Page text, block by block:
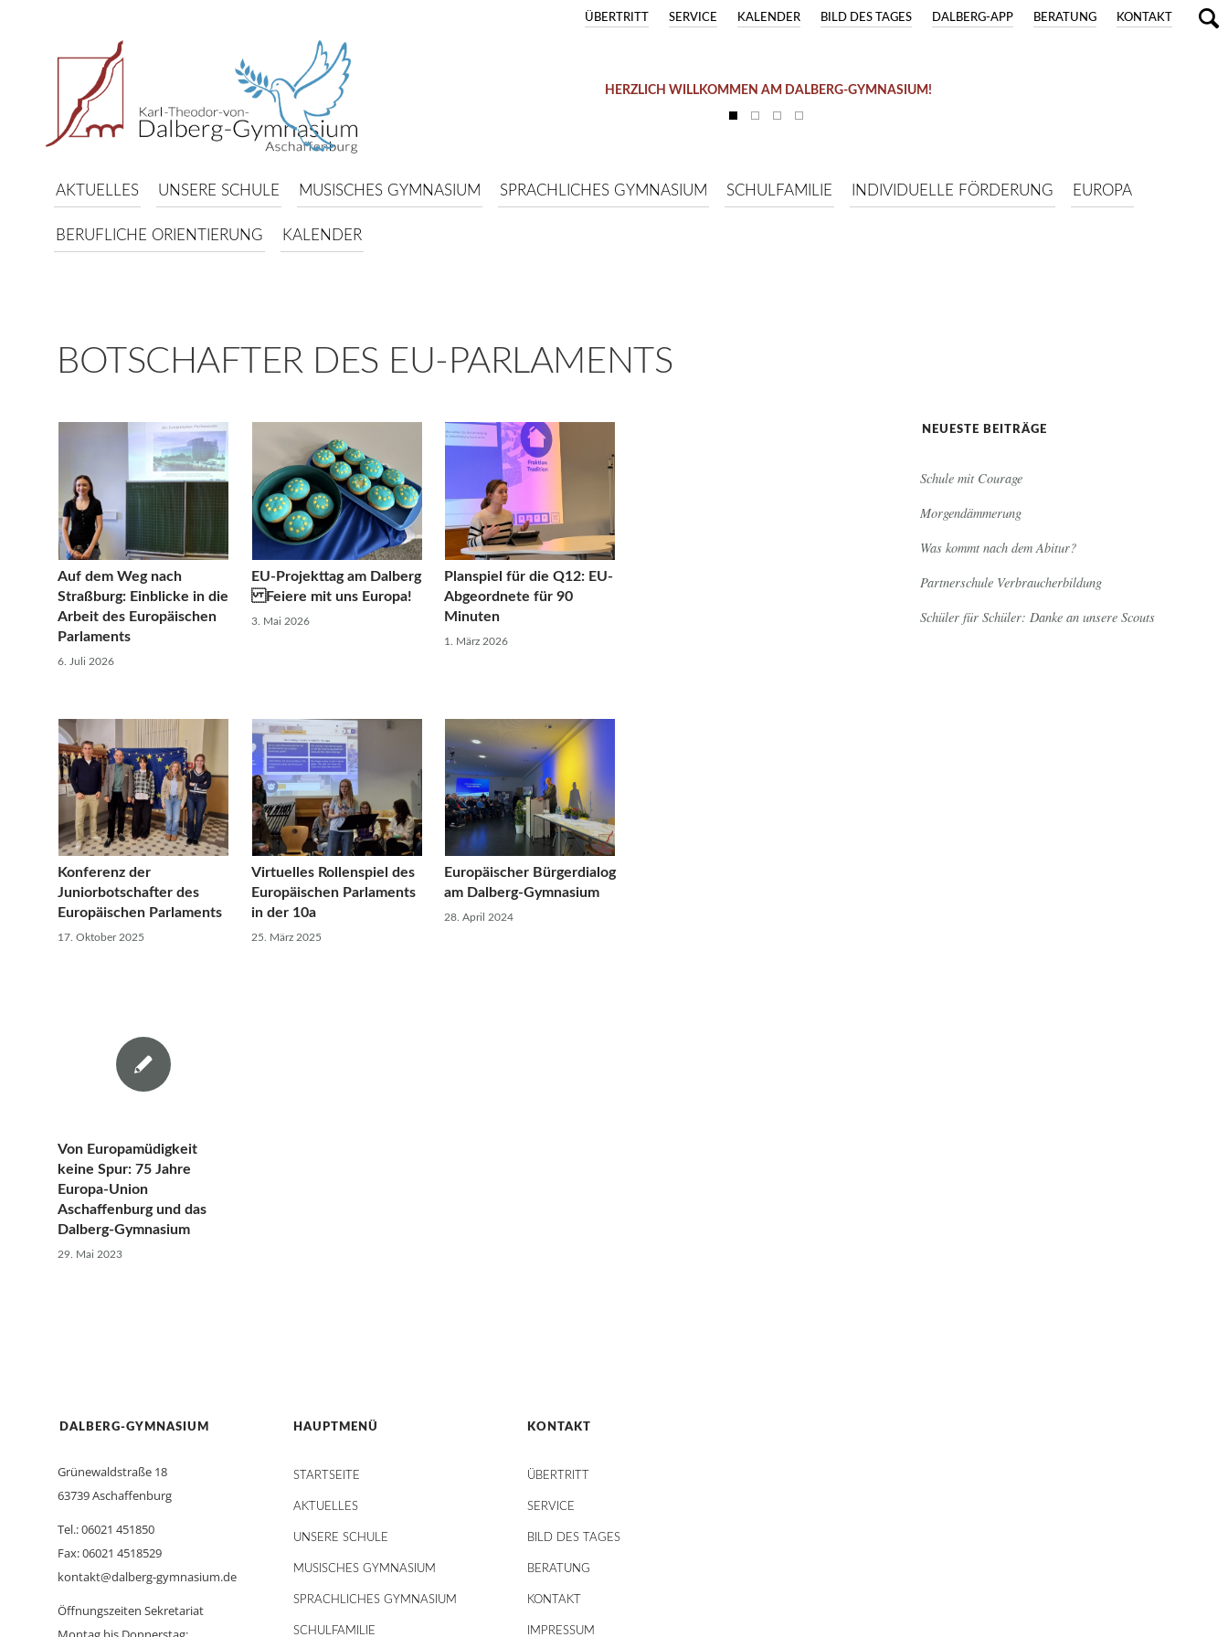
KONTAKT
BERATUNG
DALBERG-APP
BILD DES TAGES
KALENDER
SERVICE
ÜBERTRITT
HERZLICH WILLKOMMEN AM DALBERG-GYMNASIUM!
AKTUELLES UNSERE SCHULE MUSISCHES GYMNASIUM SPRACHLICHES GYMNASIUM SCHULFAMILIE INDIVIDUELLE FÖRDERUNG EUROPA
BERUFLICHE ORIENTIERUNG KALENDER
BOTSCHAFTER DES EU-PARLAMENTS
Auf dem Weg nach
Straßburg: Einblicke in die
Arbeit des Europäischen
Parlaments
6. Juli 2026
EU-Projekttag am Dalberg
Feiere mit uns Europa!
3. Mai 2026
Planspiel für die Q12: EU-
Abgeordnete für 90
Minuten
1. März 2026
Konferenz der
Juniorbotschafter des
Europäischen Parlaments
17. Oktober 2025
Virtuelles Rollenspiel des
Europäischen Parlaments
in der 10a
25. März 2025
Europäischer Bürgerdialog
am Dalberg-Gymnasium
28. April 2024
Von Europamüdigkeit
keine Spur: 75 Jahre
Europa-Union
Aschaffenburg und das
Dalberg-Gymnasium
29. Mai 2023
NEUESTE BEITRÄGE
Schule mit Courage
Morgendämmerung
Was kommt nach dem Abitur?
Partnerschule Verbraucherbildung
Schüler für Schüler: Danke an unsere Scouts
DALBERG-GYMNASIUM
Grünewaldstraße 18
63739 Aschaffenburg
Tel.: 06021 451850
Fax: 06021 4518529
kontakt@dalberg-gymnasium.de
Öffnungszeiten Sekretariat
HAUPTMENÜ
STARTSEITE
AKTUELLES
UNSERE SCHULE
MUSISCHES GYMNASIUM
SPRACHLICHES GYMNASIUM
SCHULFAMILIE
KONTAKT
ÜBERTRITT
SERVICE
BILD DES TAGES
BERATUNG
KONTAKT
IMPRESSUM